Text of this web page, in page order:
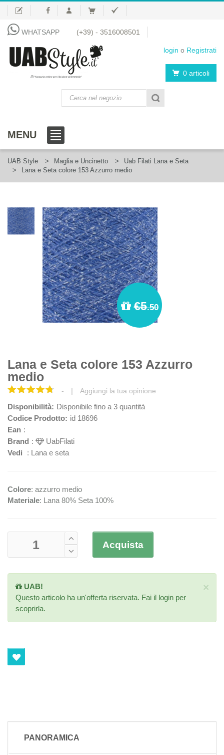
WHATSAPP (+39) - 3516008501
login o Registrati
"Negozio online per il fai da te al femminile" 0 articoli
MENU
UAB Style Maglia e Uncinetto
Uab Filati Lana e Seta
Lana e Seta colore 153 Azzurro medio
€5.50
Lana e Seta colore 153 Azzurro
medio
- | Aggiungi la tua opinione
Disponibilità: Disponibile fino a 3 quantità
Codice Prodotto: id 18696
Ean :
Brand :
UabFilati
Vedi
: Lana e seta
Colore: azzurro medio
Materiale: Lana 80% Seta 100%
Acquista
×
UAB!
Questo articolo ha un'offerta riservata. Fai il login per
scoprirla.
PANORAMICA